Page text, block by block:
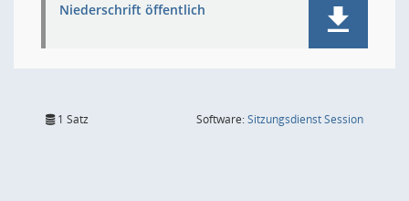
Niederschrift öffentlich
1 Satz Software:SitzungsdienstSession(Wird in